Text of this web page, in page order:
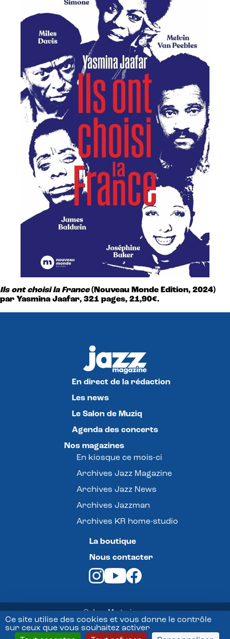
Ce site utilise des cookies et vous donne le contrôle
sur ceux que vous souhaitez activer
Ils ont choisi la France(Nouveau Monde Edition, 2024)
par Yasmina Jaafar, 321 pages, 21,90€.
En direct de la rédaction
Les news
Le Salon de Muziq
Agenda des concerts
Nos magazines
En kiosque ce mois-ci
Archives Jazz Magazine
Archives Jazz News
Archives Jazzman
Archives KR home-studio
La boutique
Nous contacter
© Jazz Magazine -
Mentions légales